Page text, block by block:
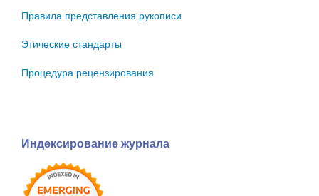
Правила представления рукописи
Этические стандарты
Процедура рецензирования
Индексирование журнала